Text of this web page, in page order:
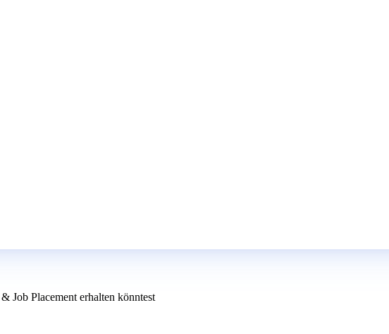
Job Placement erhalten könntest